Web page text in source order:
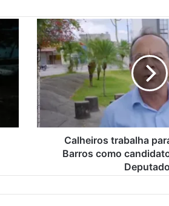
C
a
l
h
e
i
r
o
s
b
Calheiros trabalha
Barros como